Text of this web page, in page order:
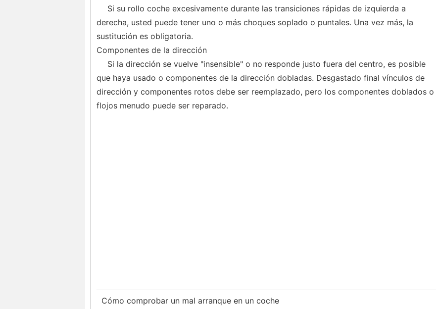
Si su rollo coche excesivamente durante las transiciones rápidas de izquierda a
derecha, usted puede tener uno o más choques soplado o puntales. Una vez más, la
sustitución es obligatoria.
Componentes de la dirección
Si la dirección se vuelve "insensible" o no responde justo fuera del centro, es posible
que haya usado o componentes de la dirección dobladas. Desgastado final vínculos de
dirección y componentes rotos debe ser reemplazado, pero los componentes doblados o
flojos menudo puede ser reparado.
Cómo comprobar un mal arranque en un coche